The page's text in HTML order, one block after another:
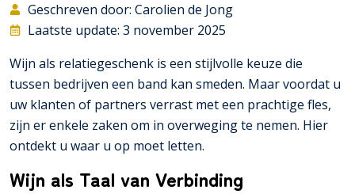
Geschreven door: Carolien de Jong
Laatste update: 3 november 2025
Wijn als relatiegeschenk is een stijlvolle keuze die
tussen bedrijven een band kan smeden. Maar voordat u
uw klanten of partners verrast met een prachtige fles,
zijn er enkele zaken om in overweging te nemen. Hier
ontdekt u waar u op moet letten.
Wijn als Taal van Verbinding